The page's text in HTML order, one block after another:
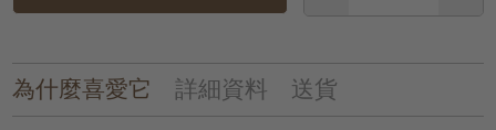
為什麼喜愛它 詳細資料 送貨